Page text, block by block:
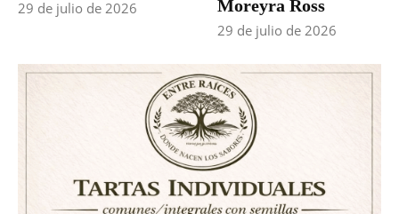
29 de julio de 2026
Moreyra Ross
29 de julio de 2026